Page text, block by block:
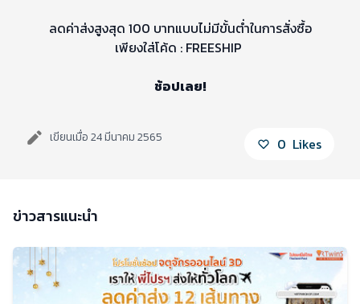
ลดค่าส่งสูงสุด 100 บาทแบบไม่มีขั้นต่ำในการสั่งซื้อ
เพียงใส่โค้ด : FREESHIP
ช้อปเลย!
เขียนเมื่อ 24 มีนาคม 2565 0 Likes
ข่าวสารแนะนำ